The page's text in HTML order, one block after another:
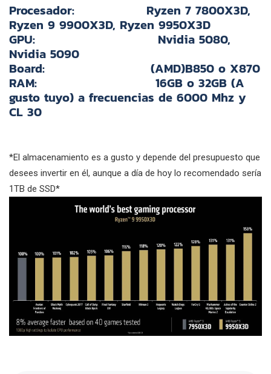
Procesador:
Ryzen 7 7800X3D,
Ryzen 9 9900X3D, Ryzen 9950X3D
GPU:
Nvidia 5080,
Nvidia 5090
Board:
(AMD)B850 o X870
RAM:
16GB o 32GB (A
gusto tuyo) a frecuencias de 6000 Mhz y
CL 30
*El almacenamiento es a gusto y depende del presupuesto que
desees invertir en él, aunque a día de hoy lo recomendado sería
1TB de SSD*